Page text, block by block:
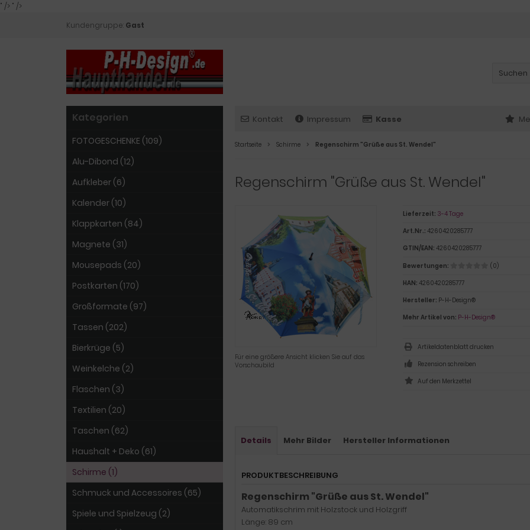
" /> " />
Kundengruppe: Gast
Kontakt Impressum Kasse
Startseite Schirme Regenschirm "Grüße aus St. Wendel"
Regenschirm "Grüße aus St. Wendel"
Für eine größere Ansicht klicken Sie auf das
Vorschaubild
Lieferzeit: 3-4 Tage
Art.Nr.: 4260420285777
GTIN/EAN: 4260420285777
Bewertungen:
(0)
HAN: 4260420285777
Hersteller: P-H-Design®
Mehr Artikel von: P-H-Design®
Artikeldatenblatt drucken
Rezension schreiben
Details Mehr Bilder Hersteller Informationen
PRODUKTBESCHREIBUNG
Regenschirm "Grüße aus St. Wendel"
Automatikschrim mit Holzstock und Holzgriff
Länge: 89 cm
Kategorien
FOTOGESCHENKE (109)
Alu-Dibond (12)
Aufkleber (6)
Kalender (10)
Klappkarten (84)
Magnete (31)
Mousepads (20)
Postkarten (170)
Großformate (97)
Tassen (202)
Bierkrüge (5)
Weinkelche (2)
Flaschen (3)
Textilien (20)
Taschen (62)
Haushalt + Deko (61)
Schirme (1)
Schmuck und Accessoires (65)
Spiele und Spielzeug (2)